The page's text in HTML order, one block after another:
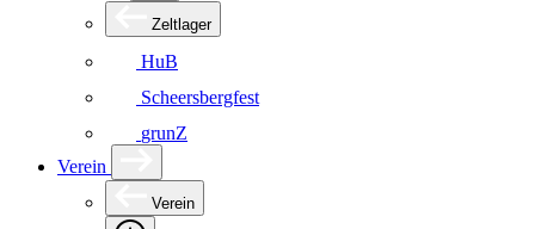
Zeltlager
HuB
Scheersbergfest
grunZ
Verein
Verein